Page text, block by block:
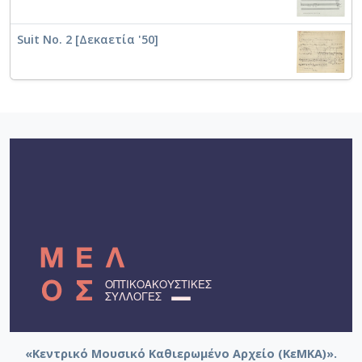
Suit No. 2 [Δεκαετία '50]
«Κεντρικό Μουσικό Καθιερωμένο Αρχείο (ΚεΜΚΑ)».